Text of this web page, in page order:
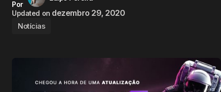
Por
Updated on dezembro 29, 2020
Notícias